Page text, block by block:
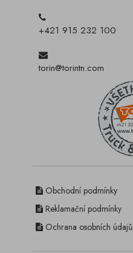
+421 915 232 100
torin@torintn.com
Obchodní podmínky
Reklamační podmínky
Ochrana osobních údajů